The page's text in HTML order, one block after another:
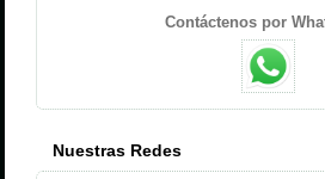
Contáctenos por
Nuestras Redes